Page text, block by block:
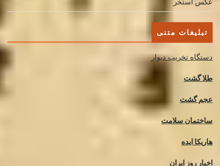
تبلیغات متنی
دستگاه تخریب دیوار
طلا گشت
عجم گشت
ساختمان سلامت
هاریکا ایده
اخبار روز ایران